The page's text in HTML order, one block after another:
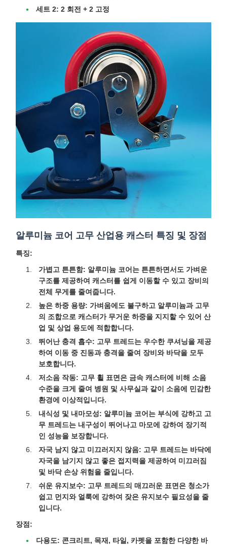
세트 2: 2 회전 + 2 고정
알루미늄 코어 고무 산업용 캐스터 특징 및 장점
특징:
가볍고 튼튼함: 알루미늄 코어는 튼튼하면서도 가벼운
구조를 제공하여 캐스터를 쉽게 이동할 수 있고 장비의
전체 무게를 줄여줍니다.
높은 하중 용량: 가벼움에도 불구하고 알루미늄과 고무
의 조합으로 캐스터가 무거운 하중을 지지할 수 있어 산
업 및 상업 용도에 적합합니다.
뛰어난 충격 흡수: 고무 트레드는 우수한 쿠셔닝을 제공
하여 이동 중 진동과 충격을 줄여 장비와 바닥을 모두
보호합니다.
저소음 작동: 고무 휠 표면은 금속 캐스터에 비해 소음
수준을 크게 줄여 병원 및 사무실과 같이 소음에 민감한
환경에 이상적입니다.
내식성 및 내마모성: 알루미늄 코어는 부식에 강하고 고
무 트레드는 내구성이 뛰어나고 마모에 강하여 장기적
인 성능을 보장합니다.
자국 남지 않고 미끄러지지 않음: 고무 트레드는 바닥에
자국을 남기지 않고 좋은 접지력을 제공하여 미끄러짐
및 바닥 손상 위험을 줄입니다.
쉬운 유지보수: 고무 트레드의 매끄러운 표면은 청소가
쉽고 먼지와 얼룩에 강하여 잦은 유지보수 필요성을 줄
입니다.
장점:
다용도: 콘크리트, 목재, 타일, 카펫을 포함한 다양한 바